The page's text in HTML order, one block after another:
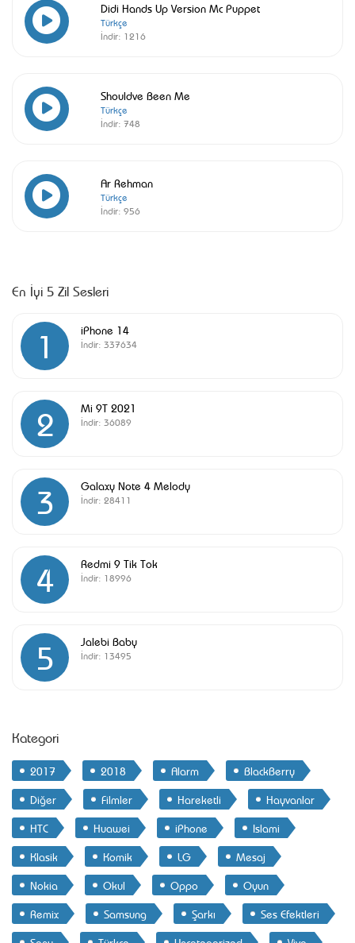
Didi Hands Up Version Mc Puppet
Türkçe
İndir: 1216
Shouldve Been Me
Türkçe
İndir: 748
Ar Rehman
Türkçe
İndir: 956
En İyi 5 Zil Sesleri
1 iPhone 14
İndir: 337634
2 Mi 9T 2021
İndir: 36089
3 Galaxy Note 4 Melody
İndir: 28411
4 Redmi 9 Tik Tok
İndir: 18996
5 Jalebi Baby
İndir: 13495
Kategori
2017 2018 Alarm
BlackBerry
Diğer
Filmler Hareketli
Hayvanlar
HTC
Huawei iPhone
Islami
Klasik
Komik LG
Mesaj
Nokia
Okul Oppo
Oyun
Remix
Samsung Şarkı
Ses Efektleri